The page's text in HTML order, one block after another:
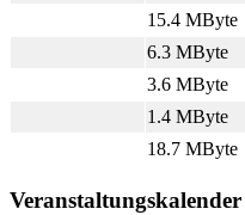
15.4 MByte
6.3 MByte
3.6 MByte
1.4 MByte
18.7 MByte
Veranstaltungskalender